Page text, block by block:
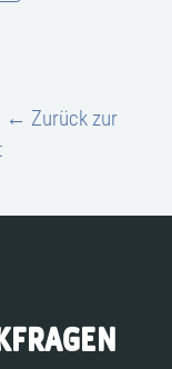
← Zurück zur